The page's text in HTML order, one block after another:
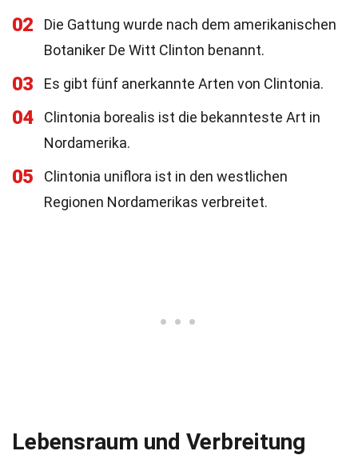
02
Die Gattung wurde nach dem amerikanischen
Botaniker De Witt Clinton benannt.
03 Es gibt fünf anerkannte Arten von Clintonia.
04
Clintonia borealis ist die bekannteste Art in
Nordamerika.
05
Clintonia uniflora ist in den westlichen
Regionen Nordamerikas verbreitet.
Lebensraum und Verbreitung